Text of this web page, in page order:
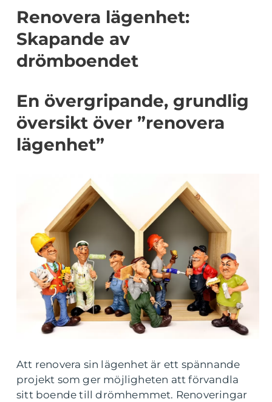
Renovera lägenhet:
Skapande av
drömboendet
En övergripande, grundlig
översikt över ”renovera
lägenhet”
Att renovera sin lägenhet är ett spännande
projekt som ger möjligheten att förvandla
sitt boende till drömhemmet. Renoveringar